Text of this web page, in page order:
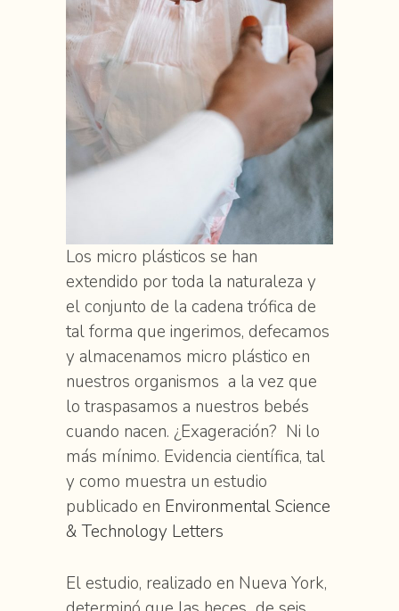
Los micro plásticos se han
extendido por toda la naturaleza y
el conjunto de la cadena trófica de
tal forma que ingerimos, defecamos
y almacenamos micro plástico en
nuestros organismos a la vez que
lo traspasamos a nuestros bebés
cuando nacen. ¿Exageración? Ni lo
más mínimo. Evidencia científica, tal
y como muestra un estudio
publicado en Environmental Science
& Technology Letters
El estudio, realizado en Nueva York,